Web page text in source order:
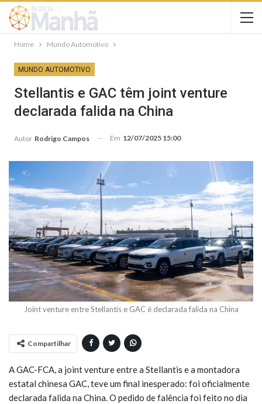
Home Mundo Automotivo
MUNDO AUTOMOTIVO
Stellantis e GAC têm joint venture
declarada falida na China
Autor Rodrigo Campos Em 12/07/2025 15:00
Joint venture entre Stellantis e GAC é declarada falida na China
Compartilhar
A GAC-FCA, a joint venture entre a Stellantis e a montadora
estatal chinesa GAC, teve um final inesperado: foi oficialmente
declarada falida na China. O pedido de falência foi feito no dia